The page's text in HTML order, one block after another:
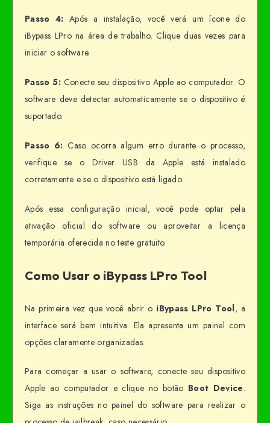
Passo 4: Após a instalação, você verá um ícone do
iBypass LPro na área de trabalho. Clique duas vezes para
iniciar o software.
Passo 5: Conecte seu dispositivo Apple ao computador. O
software deve detectar automaticamente se o dispositivo é
suportado.
Passo 6: Caso ocorra algum erro durante o processo,
verifique se o Driver USB da Apple está instalado
corretamente e se o dispositivo está ligado.
Após essa configuração inicial, você pode optar pela
ativação oficial do software ou aproveitar a licença
temporária oferecida no teste gratuito.
Como Usar o iBypass LPro Tool
Na primeira vez que você abrir o iBypass LPro Tool, a
interface será bem intuitiva. Ela apresenta um painel com
opções claramente organizadas.
Para começar a usar o software, conecte seu dispositivo
Apple ao computador e clique no botão Boot Device.
Siga as instruções no painel do software para realizar o